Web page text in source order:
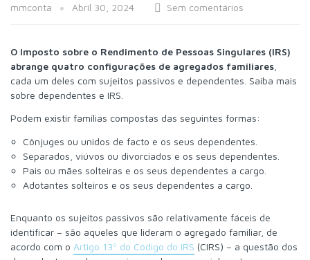
mmconta Abril 30, 2024 Sem comentários
O Imposto sobre o Rendimento de Pessoas Singulares (IRS)
abrange quatro configurações de agregados familiares
cada um deles com sujeitos passivos e dependentes. Saiba mais
sobre dependentes e IRS.
Podem existir famílias compostas das seguintes formas:
Cônjuges ou unidos de facto e os seus dependentes.
Separados, viúvos ou divorciados e os seus dependentes.
Pais ou mães solteiras e os seus dependentes a cargo.
Adotantes solteiros e os seus dependentes a cargo.
Enquanto os sujeitos passivos são relativamente fáceis de
identificar – são aqueles que lideram o agregado familiar, de
acordo com o Artigo 13º do Código do IRS (CIRS) – a questão dos